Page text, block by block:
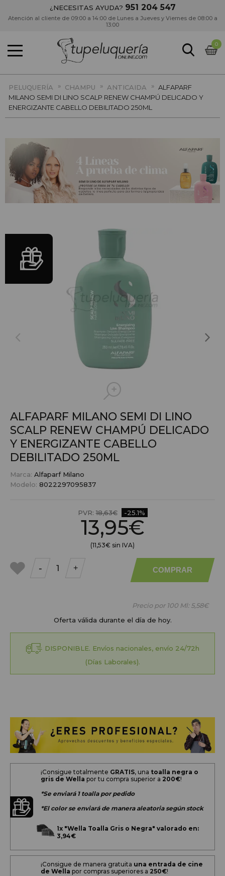
¿NECESITAS AYUDA? 951 204 547
Atención al cliente de 09:00 a 14:00 de Lunes a Jueves y Viernes de 08:00 a
13:00
0
PELUQUERÍA » CHAMPU » ANTICAIDA » ALFAPARF
MILANO SEMI DI LINO SCALP RENEW CHAMPÚ DELICADO Y
ENERGIZANTE CABELLO DEBILITADO 250ML
ALFAPARF MILANO SEMI DI LINO
SCALP RENEW CHAMPÚ DELICADO
Y ENERGIZANTE CABELLO
DEBILITADO 250ML
Marca: Alfaparf Milano
Modelo: 8022297095837
PVR:18,63€ -25.1%
13,95€
(11,53€ sin IVA)
- + COMPRAR
Precio por 100 Ml:5,58€
Oferta válida durante el día de hoy.
DISPONIBLE. Envíos nacionales, envío 24/72h
(Días Laborales).
¡Consigue totalmente GRATIS, una toalla negra o
gris de Wella por tu compra superior a 200€!
*Se enviará 1 toalla por pedido
*El color se enviará de manera aleatoria según stock
1x "Wella Toalla Gris o Negra" valorado en:
3,94€
¡Consigue de manera gratuita una entrada de cine
de Wella por compras superiores a 250€!